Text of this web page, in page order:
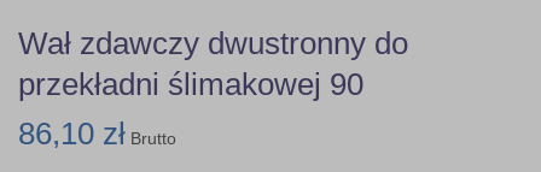
Wał zdawczy dwustronny do
przekładni ślimakowej 90
86,10 zł Brutto